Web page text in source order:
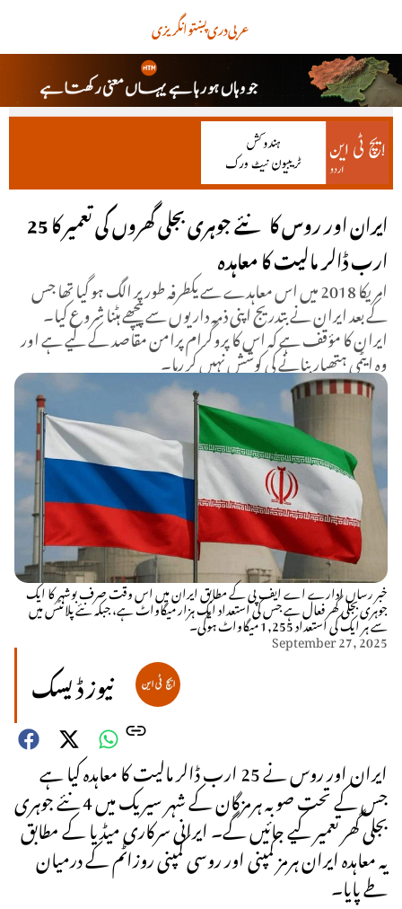
انگریزیپښتودریعربی
ایران اور روس کا نئے جوہری بجلی گھروں کی تعمیر کا 25
ارب ڈالر مالیت کا معاہدہ
امریکا 2018 میں اس معاہدے سے یکطرفہ طور پر الگ ہو گیا تھا جس
کے بعد ایران نے بتدریج اپنی ذمہ داریوں سے پیچھے ہٹنا شروع کیا۔
ایران کا مؤقف ہے کہ اس کا پروگرام پرامن مقاصد کے لیے ہے اور
وہ ایٹمی ہتھیار بنانے کی کوشش نہیں کر رہا۔
خبر رساں ادارے اے ایف پی کے مطابق ایران میں اس وقت صرف بوشہر کا ایک
جوہری بجلی گھر فعال ہے جس کی استعداد ایک ہزار میگاواٹ ہے، جبکہ نئے پلانٹس میں
سے ہر ایک کی استعداد 1,255 میگاواٹ ہوگی۔
September 27, 2025
نیوز ڈیسک
ایران اور روس نے 25 ارب ڈالر مالیت کا معاہدہ کیا ہے
جس کے تحت صوبہ ہرمزگان کے شہر سیریک میں 4 نئے جوہری
بجلی گھر تعمیر کیے جائیں گے۔ ایرانی سرکاری میڈیا کے مطابق
یہ معاہدہ ایران ہرمز کمپنی اور روسی کمپنی روزاٹم کے درمیان
طے پایا۔